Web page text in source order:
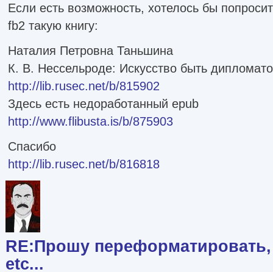
Если есть возможность, хотелось бы
fb2 такую книгу:
Наталия Петровна Таньшина
К. В. Нессельроде: Искусство быть
http://lib.rusec.net/b/815902
Здесь есть недоработанный epub
http://www.flibusta.is/b/875903
Спасибо
http://lib.rusec.net/b/816818
RE:Прошу переформатировать,
etc...